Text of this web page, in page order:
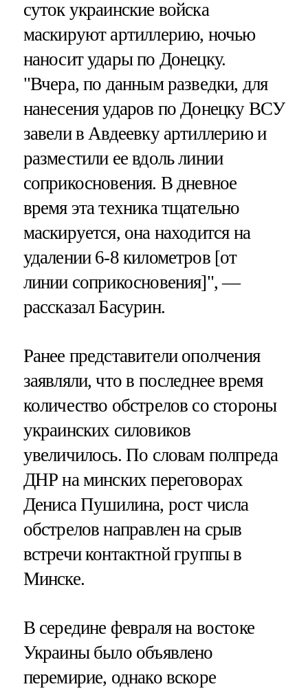
суток украинские войска
маскируют артиллерию, ночью
наносит удары по Донецку.
"Вчера, по данным разведки, для
нанесения ударов по Донецку ВСУ
завели в Авдеевку артиллерию и
разместили ее вдоль линии
соприкосновения. В дневное
время эта техника тщательно
маскируется, она находится на
удалении 6-8 километров [от
линии соприкосновения]", —
рассказал Басурин.
Ранее представители ополчения
заявляли, что в последнее время
количество обстрелов со стороны
украинских силовиков
увеличилось. По словам полпреда
ДНР на минских переговорах
Дениса Пушилина, рост числа
обстрелов направлен на срыв
встречи контактной группы в
Минске.
В середине февраля на востоке
Украины было объявлено
перемирие, однако вскоре